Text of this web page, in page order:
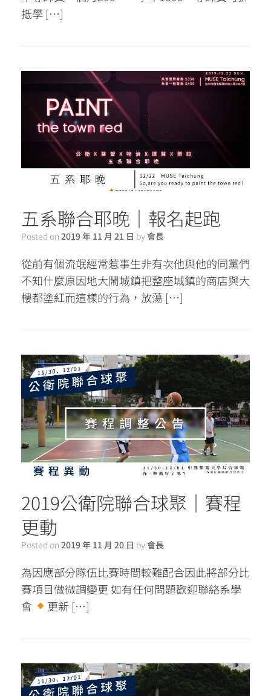
抵學 […]
五系聯合耶晚｜報名起跑
Posted on 2019 年 11 月 21 日 by會長
從前有個流氓經常惹事生非有次他與他的同黨們
不知什麼原因地大鬧城鎮把整座城鎮的商店與大
樓都塗紅而這樣的行為，放蕩 […]
2019公衛院聯合球聚｜賽程
更動
Posted on 2019 年 11 月 20 日 by會長
為因應部分隊伍比賽時間較難配合因此將部分比
賽項目做微調變更 如有任何問題歡迎聯絡系學
會
更新 […]